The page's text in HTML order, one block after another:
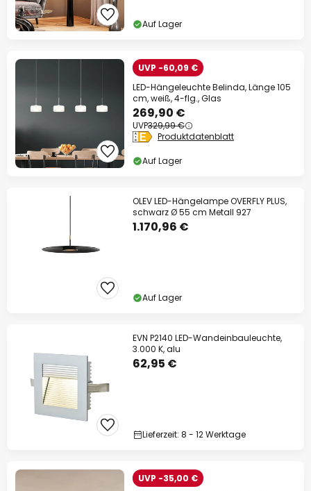
Auf Lager
UVP -60,09 €
LED-Hängeleuchte Belinda, Länge 105
cm, weiß, 4-flg., Glas
269,90 €
UVP329,99 €
Produktdatenblatt
Auf Lager
OLEV LED-Hängelampe OVERFLY PLUS,
schwarz Ø 55 cm Metall 927
1.170,96 €
Auf Lager
EVN P2140 LED-Wandeinbauleuchte,
3.000 K, alu
62,95 €
Lieferzeit: 8 - 12 Werktage
UVP -35,00 €